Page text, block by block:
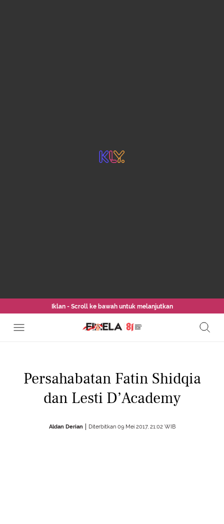
Iklan - Scroll ke bawah untuk melanjutkan
Persahabatan Fatin Shidqia
dan Lesti D’Academy
Aldan Derian Diterbitkan 09 Mei 2017, 21:02 WIB